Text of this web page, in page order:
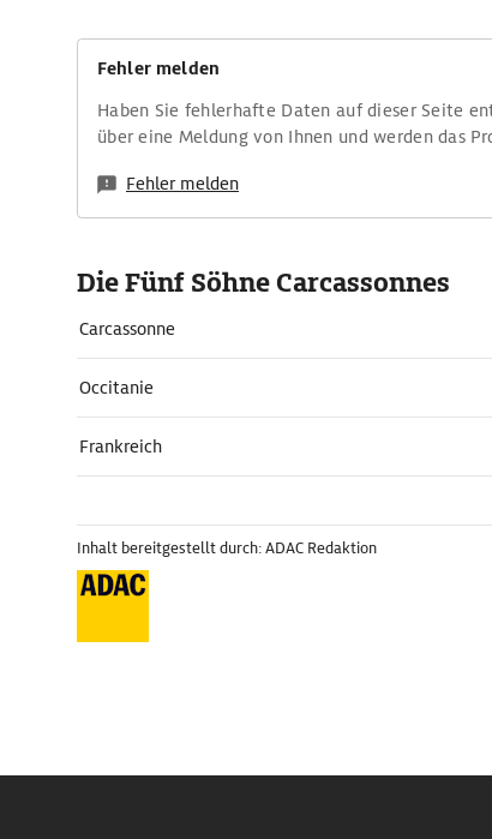
Fehler melden
Haben Sie fehlerhafte Daten auf dieser Seite
über eine Meldung von Ihnen und werden das
Fehler melden
Die Fünf Söhne Carcassonnes
Carcassonne
Occitanie
Frankreich
Inhalt bereitgestellt durch: ADAC Redaktion